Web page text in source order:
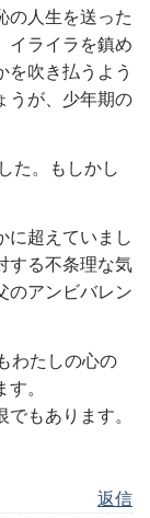
の人生を送った
イライラを鎮め
を吹き払うよう
うが、少年期の
た。もしかし
に超えていまし
する不条理な気
のアンビバレン
わたしの心の
。
もあります。
返信